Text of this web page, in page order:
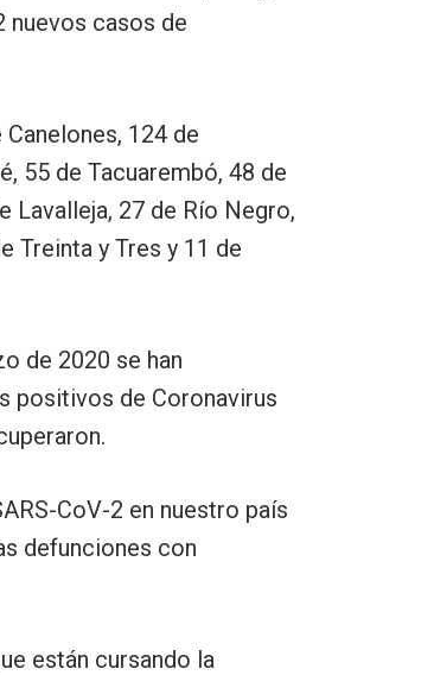
nuevos casos de
124 de
55 de Tacuarembó, 48 de
Lavalleja, 27 de Río Negro,
Treinta y Tres y 11 de
de 2020 se han
positivos de Coronavirus
CoV-2 en nuestro país
defunciones con
están cursando la